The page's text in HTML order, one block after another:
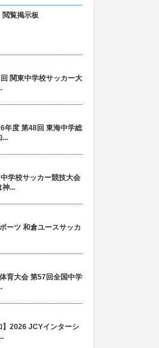
閲覧掲示板
関東中学校サッカー大
年度 第48回 東海中学総
...
学校サッカー競技大会
神...
ーツ 和倉ユースサッカ
育大会 第57回全国中学
】2026 JCYインターシ